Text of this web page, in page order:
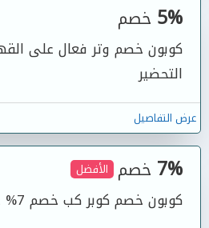
5% خصم
كوبون خصم وتر فعال على
التحضير
عرض التفاصيل
7% خصم الأفضل
كوبون خصم كوبر كب خصم 7% على جميع الطلبات